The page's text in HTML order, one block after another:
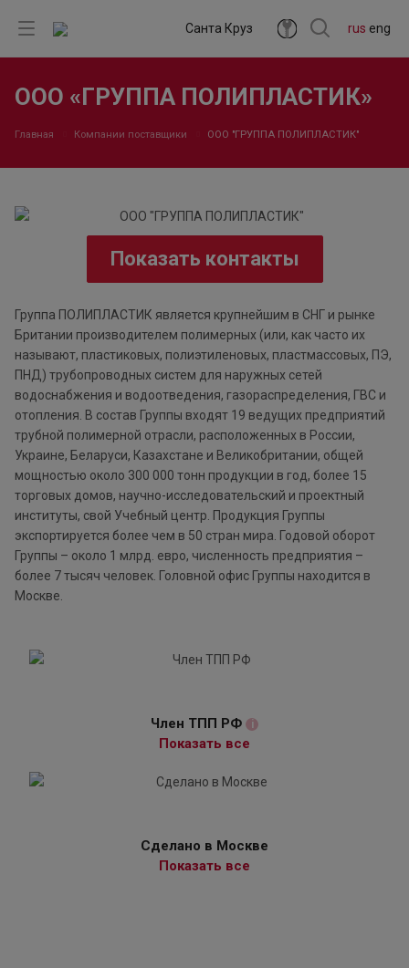
rus eng
Санта Круз
ООО «ГРУППА ПОЛИПЛАСТИК»
Главная Компании поставщики ООО "ГРУППА ПОЛИПЛАСТИК"
Показать контакты
Группа ПОЛИПЛАСТИК является крупнейшим в СНГ и рынке
Британии производителем полимерных (или, как часто их
называют, пластиковых, полиэтиленовых, пластмассовых, ПЭ,
ПНД) трубопроводных систем для наружных сетей
водоснабжения и водоотведения, газораспределения, ГВС и
отопления. В состав Группы входят 19 ведущих предприятий
трубной полимерной отрасли, расположенных в России,
Украине, Беларуси, Казахстане и Великобритании, общей
мощностью около 300 000 тонн продукции в год, более 15
торговых домов, научно-исследовательский и проектный
институты, свой Учебный центр. Продукция Группы
экспортируется более чем в 50 стран мира. Годовой оборот
Группы – около 1 млрд. евро, численность предприятия –
более 7 тысяч человек. Головной офис Группы находится в
Москве.
Член ТПП РФ i
Показать все
Сделано в Москве
Показать все